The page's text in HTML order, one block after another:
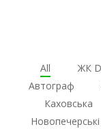
All ЖК
Автограф
Каховська